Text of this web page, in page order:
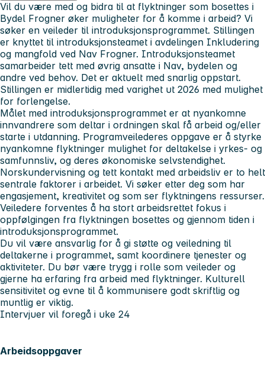
Vil du være med og bidra til at flyktninger som bosettes i
Bydel Frogner øker muligheter for å komme i arbeid? Vi
søker en veileder til introduksjonsprogrammet. Stillingen
er knyttet til introduksjonsteamet i avdelingen Inkludering
og mangfold ved Nav Frogner. Introduksjonsteamet
samarbeider tett med øvrig ansatte i Nav, bydelen og
andre ved behov. Det er aktuelt med snarlig oppstart.
Stillingen er midlertidig med varighet ut 2026 med mulighet
for forlengelse.
Målet med introduksjonsprogrammet er at nyankomne
innvandrere som deltar i ordningen skal få arbeid og/eller
starte i utdanning. Programveilederes oppgave er å styrke
nyankomne flyktninger mulighet for deltakelse i yrkes- og
samfunnsliv, og deres økonomiske selvstendighet.
Norskundervisning og tett kontakt med arbeidsliv er to helt
sentrale faktorer i arbeidet. Vi søker etter deg som har
engasjement, kreativitet og som ser flyktningens ressurser.
Veiledere forventes å ha stort arbeidsrettet fokus i
oppfølgingen fra flyktningen bosettes og gjennom tiden i
introduksjonsprogrammet.
Du vil være ansvarlig for å gi støtte og veiledning til
deltakerne i programmet, samt koordinere tjenester og
aktiviteter. Du bør være trygg i rolle som veileder og
gjerne ha erfaring fra arbeid med flyktninger. Kulturell
sensitivitet og evne til å kommunisere godt skriftlig og
muntlig er viktig.
Intervjuer vil foregå i uke 24
Arbeidsoppgaver